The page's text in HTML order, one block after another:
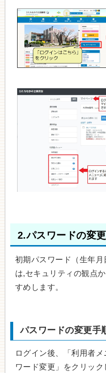
2.パスワードの変更
初期パスワード（生年
は,セキュリティの観点
すめします。
パスワードの変更手
ログイン後、「利用者
ワード変更」をクリック